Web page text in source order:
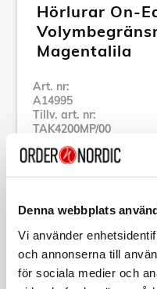
Denna webbplats
Vi använder
och annonserna till
för sociala medier och
Hörlurar On-
Magentalila
Art. nr:
A14995
Tillv. art. nr:
TAK4200MP/00
Specifikation